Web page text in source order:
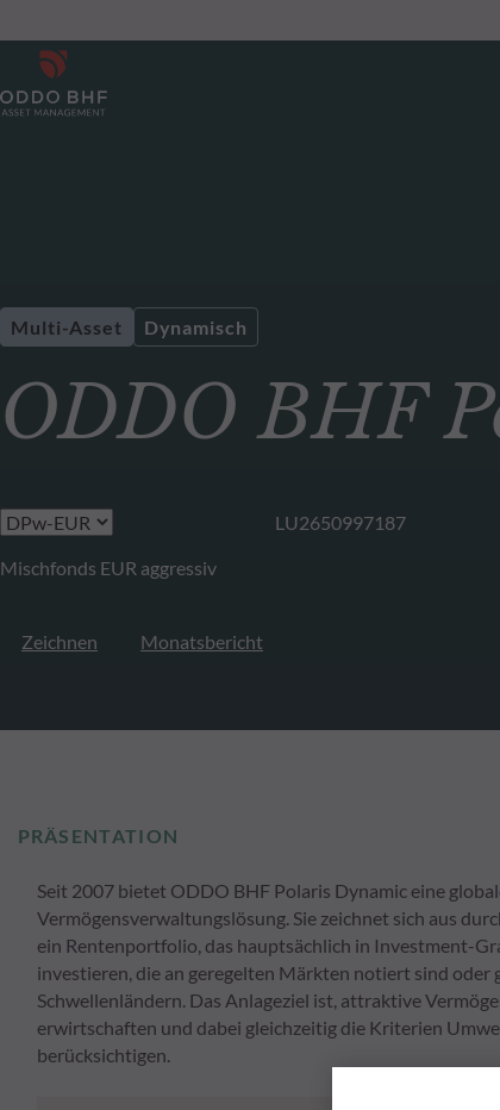
ODDO BHF
Multi-Asset Dynamisch
LU2650997187
Mischfonds EUR aggressiv
Zeichnen Monatsbericht
PRÄSENTATION
Seit 2007 bietet ODDO BHF Polaris Dynamic eine
Vermögensverwaltungslösung. Sie zeichnet sich aus
ein Rentenportfolio, das hauptsächlich in Investment-
investieren, die an geregelten Märkten notiert sind oder
Schwellenländern. Das Anlageziel ist, attraktive
erwirtschaften und dabei gleichzeitig die Kriterien
berücksichtigen.